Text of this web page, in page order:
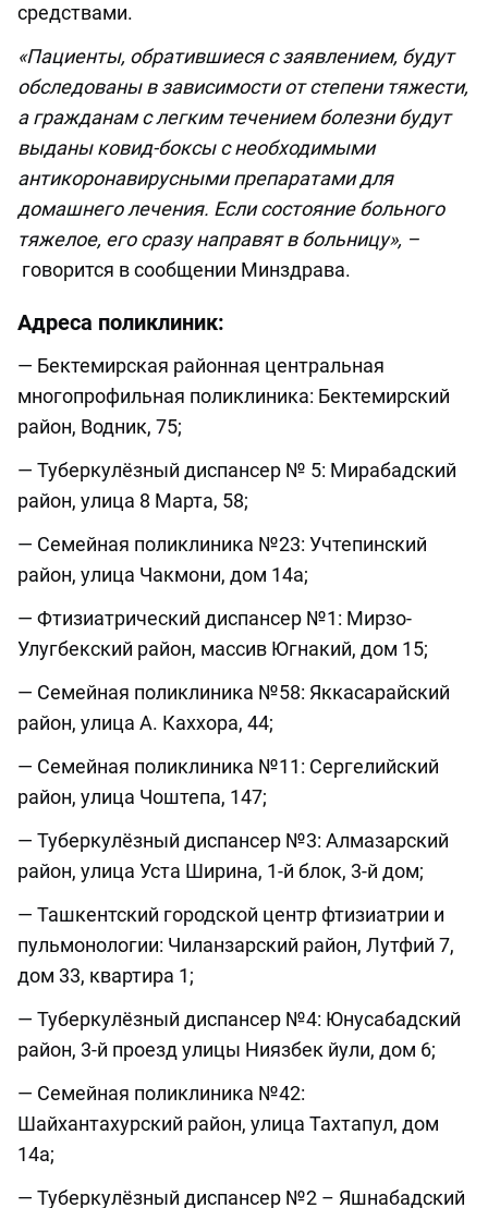
средствами.
«Пациенты, обратившиеся с заявлением, будут
обследованы в зависимости от степени тяжести,
а гражданам с легким течением болезни будут
выданы ковид-боксы с необходимыми
антикоронавирусными препаратами для
домашнего лечения. Если состояние больного
тяжелое, его сразу направят в больницу», –
говорится в сообщении Минздрава.
Адреса поликлиник:
— Бектемирская районная центральная
многопрофильная поликлиника: Бектемирский
район, Водник, 75;
— Туберкулёзный диспансер № 5: Мирабадский
район, улица 8 Марта, 58;
— Семейная поликлиника №23: Учтепинский
район, улица Чакмони, дом 14а;
— Фтизиатрический диспансер №1: Мирзо-
Улугбекский район, массив Югнакий, дом 15;
— Семейная поликлиника №58: Яккасарайский
район, улица А. Каххора, 44;
— Семейная поликлиника №11: Сергелийский
район, улица Чоштепа, 147;
— Туберкулёзный диспансер №3: Алмазарский
район, улица Уста Ширина, 1-й блок, 3-й дом;
— Ташкентский городской центр фтизиатрии и
пульмонологии: Чиланзарский район, Лутфий 7,
дом 33, квартира 1;
— Туберкулёзный диспансер №4: Юнусабадский
район, 3-й проезд улицы Ниязбек йули, дом 6;
— Семейная поликлиника №42:
Шайхантахурский район, улица Тахтапул, дом
14а;
— Туберкулёзный диспансер №2 – Яшнабадский